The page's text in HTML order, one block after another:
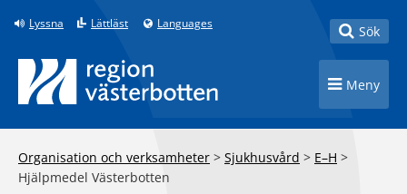
Till innehåll på sidan
Lyssna Lättläst Languages Toggle
Sök
Toggle
Meny
Organisation och verksamheter > Sjukhusvård > E–H >
Hjälpmedel Västerbotten